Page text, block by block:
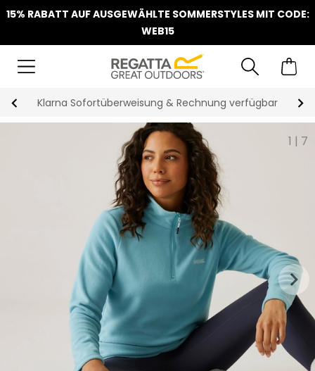
15% RABATT AUF AUSGEWÄHLTE SOMMERSTYLES MIT CODE:
WEB15
Klarna Sofortüberweisung & Rechnung verfügbar
1 | 7
keyboard_arrow_right